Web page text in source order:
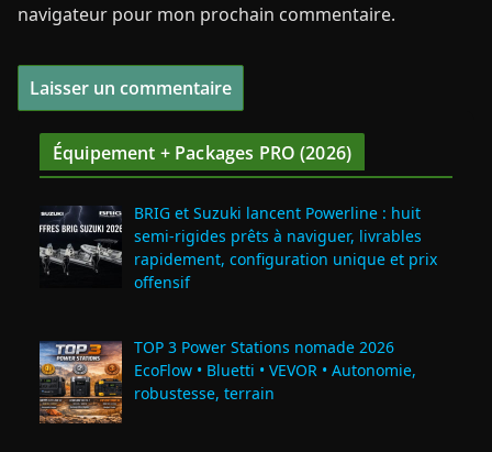
navigateur pour mon prochain commentaire.
Équipement + Packages PRO (2026)
BRIG et Suzuki lancent Powerline : huit
semi‑rigides prêts à naviguer, livrables
rapidement, configuration unique et prix
offensif
TOP 3 Power Stations nomade 2026
EcoFlow • Bluetti • VEVOR • Autonomie,
robustesse, terrain